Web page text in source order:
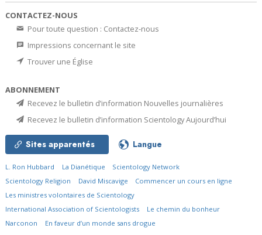
CONTACTEZ-NOUS
Pour toute question : Contactez-nous
Impressions concernant le site
Trouver une Église
ABONNEMENT
Recevez le bulletin d’information Nouvelles journalières
Recevez le bulletin d’information Scientology Aujourd’hui
Sites apparentés Langue
L. Ron Hubbard La Dianétique
Scientology Network
Scientology Religion
David Miscavige
Commencer un cours en ligne
Les ministres volontaires de Scientology
International Association of Scientologists
Le chemin du bonheur
Narconon
En faveur d’un monde sans drogue